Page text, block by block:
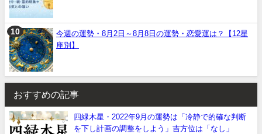
今週の運勢・8月2日～8月8日の運勢・恋愛運は？【12星
座別】
おすすめの記事
四緑木星・2022年9月の運勢は「冷静で的確な判断
を下し計画の調整をしよう」吉方位は「なし」